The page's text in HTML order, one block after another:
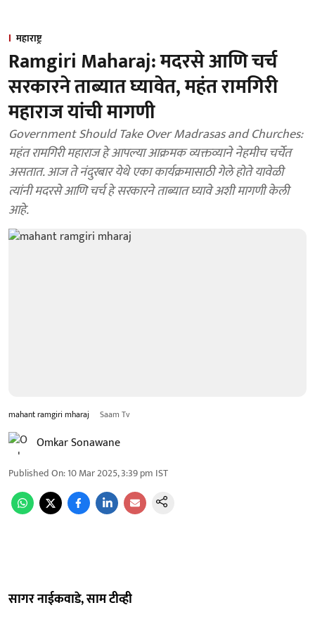
महाराष्ट्र
Ramgiri Maharaj: मदरसे आणि चर्च
सरकारने ताब्यात घ्यावेत, महंत रामगिरी
महाराज यांची मागणी
Government Should Take Over Madrasas and Churches:
महंत रामगिरी महाराज हे आपल्या आक्रमक व्यक्तव्याने नेहमीच चर्चेत
असतात. आज ते नंदुरबार येथे एका कार्यक्रमासाठी गेले होते यावेळी
त्यांनी मदरसे आणि चर्च हे सरकारने ताब्यात घ्यावे अशी मागणी केली
आहे.
mahant ramgiri mharaj Saam Tv
Omkar Sonawane
Published On:10 Mar 2025, 3:39 pm IST
सागर नाईकवाडे, साम टीव्ही